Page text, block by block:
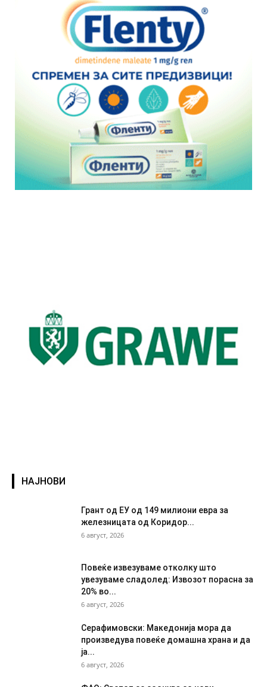
НАЈНОВИ
Грант од ЕУ од 149 милиони евра за
железницата од Коридор...
6 август, 2026
Повеќе извезуваме отколку што
увезуваме сладолед: Извозот порасна за
20% во...
6 август, 2026
Серафимовски: Македонија мора да
произведува повеќе домашна храна и да
ја...
6 август, 2026